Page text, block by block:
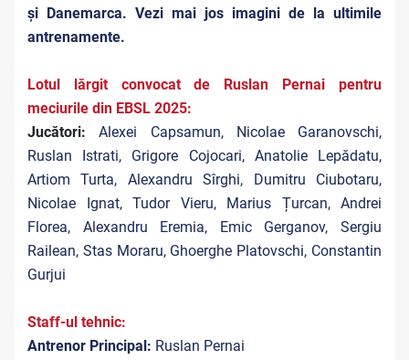
și Danemarca. Vezi mai jos imagini de la ultimile
antrenamente.
Lotul lărgit convocat de Ruslan Pernai pentru
meciurile din EBSL 2025:
Jucători:Alexei Capsamun, Nicolae Garanovschi,
Ruslan Istrati, Grigore Cojocari, Anatolie Lepădatu,
Artiom Turta, Alexandru Sîrghi, Dumitru Ciubotaru,
Nicolae Ignat, Tudor Vieru, Marius Țurcan, Andrei
Florea, Alexandru Eremia, Emic Gerganov, Sergiu
Railean, Stas Moraru, Ghoerghe Platovschi, Constantin
Gurjui
Staff-ul tehnic:
Antrenor Principal: Ruslan Pernai